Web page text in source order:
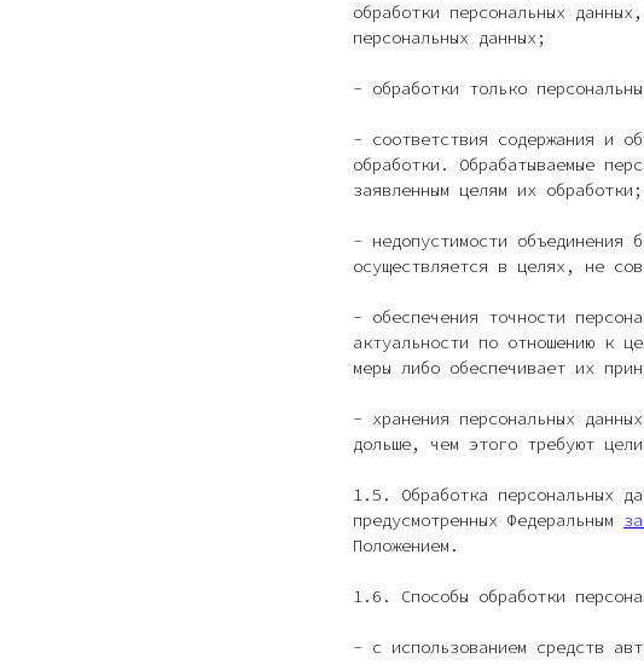
обработки персональных
персональных данных;
- обработки только
- соответствия содержания и
обработки. Обрабатываемые
заявленным целям их обработки;
- недопустимости объединения
осуществляется в целях, не
- обеспечения точности
актуальности по отношению к
меры либо обеспечивает их
- хранения персональных
дольше, чем этого требуют
1.5. Обработка персональных
предусмотренных Федеральным
Положением.
1.6. Способы обработки
- с использованием средств